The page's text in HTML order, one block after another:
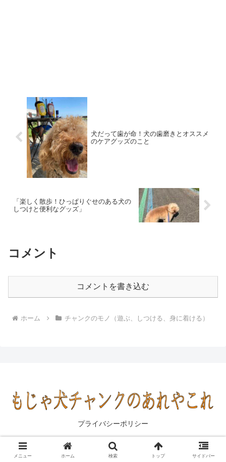
犬だって歯が命！犬の歯磨きとオススメ
のケアグッズのこと
「楽しく散歩！ひっぱりぐせのある犬の
しつけと便利なグッズ」
コメント
コメントを書き込む
ホーム チャンクのモノ（遊ぶ、しつける、身に着ける）
プライバシーポリシー
© 2021 もじゃ犬チャンクのあれやこれ.
メニュー ホーム 検索 トップ サイドバー